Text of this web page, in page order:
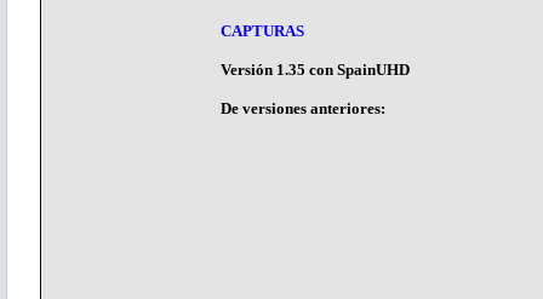
CAPTURAS
Versión 1.35 con SpainUHD
De versiones anteriores: